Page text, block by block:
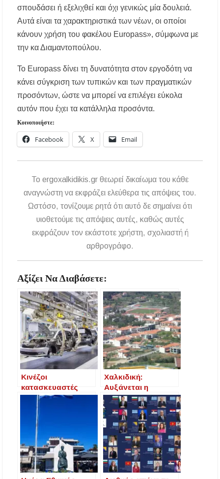
σπουδάσει ή εξελιχθεί και όχι γενικώς μία δουλειά.
Αυτά είναι τα χαρακτηριστικά των νέων, οι οποίοι
κάνουν χρήση του φακέλου Europass», σύμφωνα με
την κα Διαμαντοπούλου.
Το Europass δίνει τη δυνατότητα στον εργοδότη να
κάνει σύγκριση των τυπικών και των πραγματικών
προσόντων, ώστε να μπορεί να επιλέγει εύκολα
αυτόν που έχει τα κατάλληλα προσόντα.
Κοινοποιήστε:
Facebook X Email
To ergoxalkidikis.gr θεωρεί δικαίωμα του κάθε
αναγνώστη να εκφράζει ελεύθερα τις απόψεις του.
Ωστόσο, τονίζουμε ρητά ότι αυτό δε σημαίνει ότι
υιοθετούμε τις απόψεις αυτές, καθώς αυτές
εκφράζουν τον εκάστοτε χρήστη, σχολιαστή ή
αρθρογράφο.
Αξίζει Να Διαβάσετε:
Κινέζοι
κατασκευαστές
“κατακτούν” την
Ευρώπη: Θα
“πλημμυρίσουν” με
φτηνά αυτοκίνητα
την Ευρώπη
Χαλκιδική:
Αυξάνεται η
επένδυση σε
ακίνητα κυρίως
από τους
Βαλκάνιους